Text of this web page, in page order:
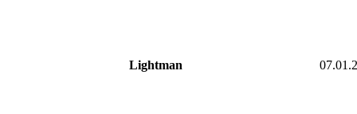
Lightman